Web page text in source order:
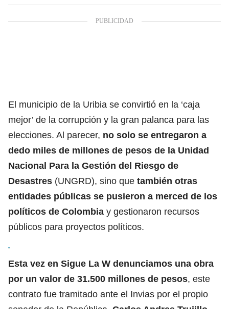
El municipio de la Uribia se convirtió en la ‘caja
mejor’ de la corrupción y la gran palanca para las
elecciones. Al parecer, no solo se entregaron a
dedo miles de millones de pesos de la Unidad
Nacional Para la Gestión del Riesgo de
Desastres (UNGRD), sino que también otras
entidades públicas se pusieron a merced de los
políticos de Colombia y gestionaron recursos
públicos para proyectos políticos.
Esta vez en Sigue La W denunciamos una obra
por un valor de 31.500 millones de pesos, este
contrato fue tramitado ante el Invias por el propio